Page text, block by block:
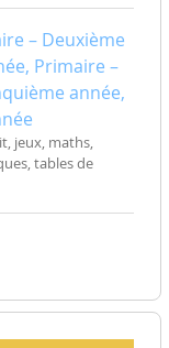
– Deuxième
Primaire –
année,
jeux, maths,
tables de